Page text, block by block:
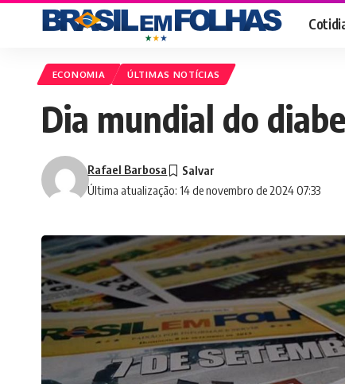
ECONOMIA ÚLTIMAS NOTÍCIAS
Dia mundial do
Última atualização: 14 de novembro de 2024 07:33
Rafael Barbosa